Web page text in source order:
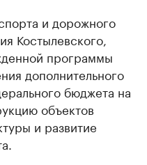
и дорожного
Костылевского,
программы
дополнительного
бюджета на
объектов
и развитие